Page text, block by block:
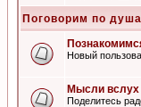
Поговорим по
Новый
Мысли вслух
Поделитесь